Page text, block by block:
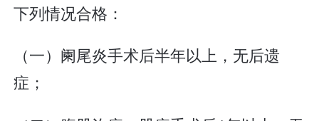
下列情况合格：
（一）阑尾炎手术后半年以上，无后遗
症；